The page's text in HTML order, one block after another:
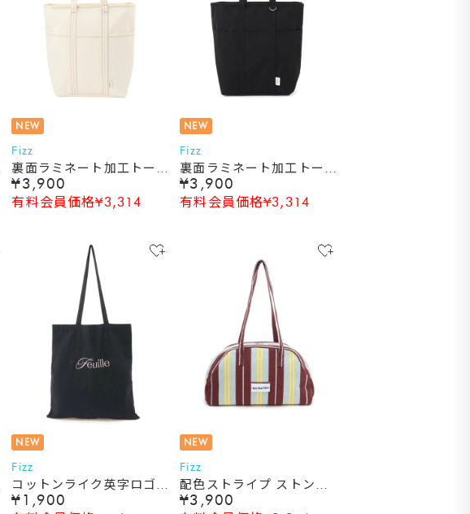
NEW
Fizz
裏面ラミネート加工トート
バッグ
¥3,900
有料会員価格¥3,314
NEW
Fizz
裏面ラミネート加工トート
バッグ
¥3,900
有料会員価格¥3,314
NEW
Fizz
コットンライク英字ロゴ刺
繍トートバッグ
¥1,900
NEW
Fizz
配色ストライプ ストンバ
ッグ
¥3,900